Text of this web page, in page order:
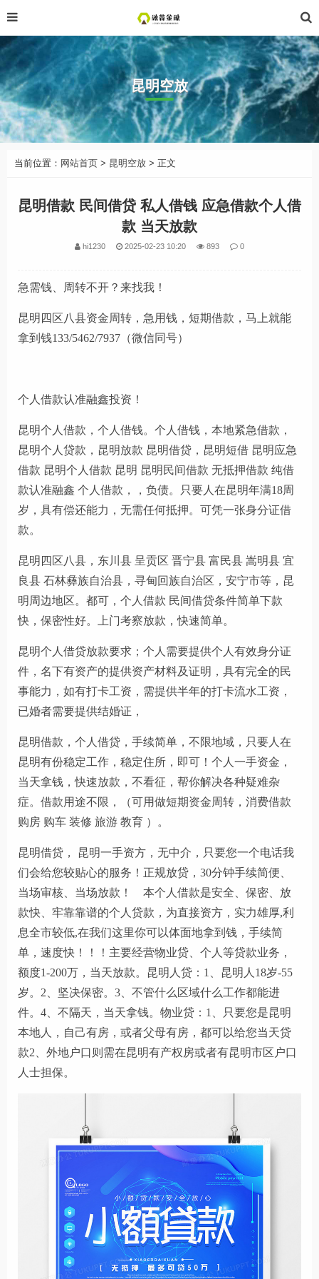
昆明空放
当前位置： 网站首页 > 昆明空放 > 正文
昆明借款 民间借贷 私人借钱 应急借款个人借
款 当天放款
hi1230 2025-02-23 10:20 893 0
急需钱、周转不开？来找我！
昆明四区八县资金周转，急用钱，短期借款，马上就能
拿到钱133/5462/7937（微信同号）
个人借款认准融鑫投资！
昆明个人借款，个人借钱。个人借钱，本地紧急借款，
昆明个人贷款，昆明放款 昆明借贷，昆明短借 昆明应急
借款 昆明个人借款 昆明 昆明民间借款 无抵押借款 纯借
款认准融鑫 个人借款，，负债。只要人在昆明年满18周
岁，具有偿还能力，无需任何抵押。可凭一张身分证借
款。
昆明四区八县，东川县 呈贡区 晋宁县 富民县 嵩明县 宜
良县 石林彝族自治县，寻甸回族自治区，安宁市等，昆
明周边地区。都可，个人借款 民间借贷条件简单下款
快，保密性好。上门考察放款，快速简单。
昆明个人借贷放款要求；个人需要提供个人有效身分证
件，名下有资产的提供资产材料及证明，具有完全的民
事能力，如有打卡工资，需提供半年的打卡流水工资，
已婚者需要提供结婚证，
昆明借款，个人借贷，手续简单，不限地域，只要人在
昆明有份稳定工作，稳定住所，即可！个人一手资金，
当天拿钱，快速放款，不看征，帮你解决各种疑难杂
症。借款用途不限，（可用做短期资金周转，消费借款
购房 购车 装修 旅游 教育 ）。
昆明借贷， 昆明一手资方，无中介，只要您一个电话我
们会给您较贴心的服务！正规放贷，30分钟手续简便、
当场审核、当场放款！ 本个人借款是安全、保密、放
款快、牢靠靠谱的个人贷款，为直接资方，实力雄厚,利
息全市较低,在我们这里你可以体面地拿到钱，手续简
单，速度快！！！主要经营物业贷、个人等贷款业务，
额度1-200万，当天放款。昆明人贷：1、昆明人18岁-55
岁。2、坚决保密。3、不管什么区域什么工作都能进
件。4、不隔天，当天拿钱。物业贷：1、只要您是昆明
本地人，自己有房，或者父母有房，都可以给您当天贷
款2、外地户口则需在昆明有产权房或者有昆明市区户口
人士担保。